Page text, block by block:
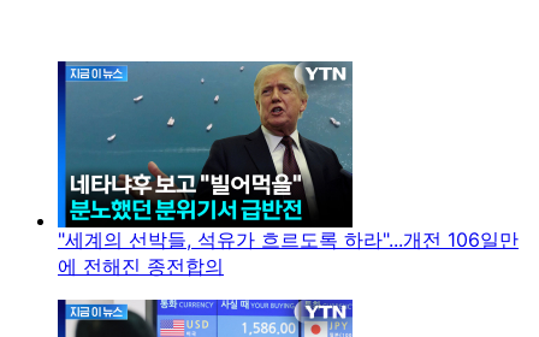
"세계의 선박들, 석유가 흐르도록 하라"...개전 106일만
에 전해진 종전합의